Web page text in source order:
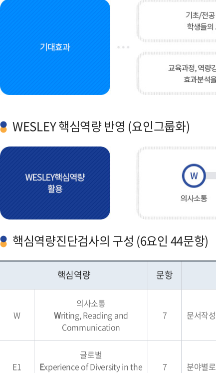
WESLEY 핵심역량 반영 (요인그룹화)
핵심역량진단검사의 구성 (6요인 44문항)
핵심역량 문항
W
의사소통
Writing, Reading and
Communication
7 문서작
E1
글로벌
Experience of Diversity in the
7 분야별